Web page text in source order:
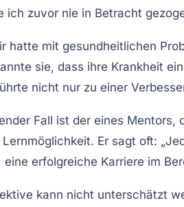
ich zuvor nie in Betracht
hatte mit gesundheitlichen
sie, dass ihre Krankheit
nicht nur zu einer
Fall ist der eines
Lernmöglichkeit. Er sagt oft:
erfolgreiche Karriere im
kann nicht unterschätzt